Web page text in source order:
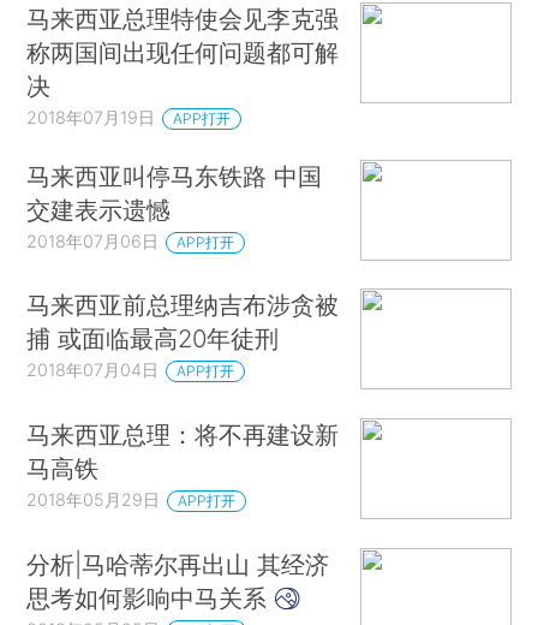
马来西亚总理特使会见李克强
称两国间出现任何问题都可解
决
2018年07月19日 APP打开
马来西亚叫停马东铁路 中国
交建表示遗憾
2018年07月06日 APP打开
马来西亚前总理纳吉布涉贪被
捕 或面临最高20年徒刑
2018年07月04日 APP打开
马来西亚总理：将不再建设新
马高铁
2018年05月29日 APP打开
分析|马哈蒂尔再出山 其经济
思考如何影响中马关系